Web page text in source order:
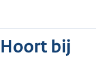
Hoort bij